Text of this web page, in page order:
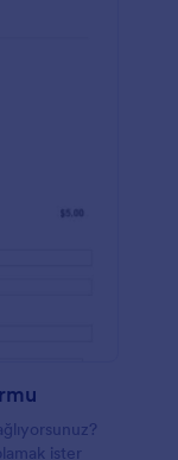
ister